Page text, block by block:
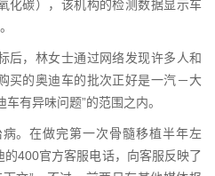
化碳），该机构的检测数据显示车
后，林女士通过网络发现许多人和
买的奥迪车的批次正好是一汽－大
有异味问题”的范围之内。
。在做完第一次骨髓移植半年左
400官方客服电话，向客服反映了